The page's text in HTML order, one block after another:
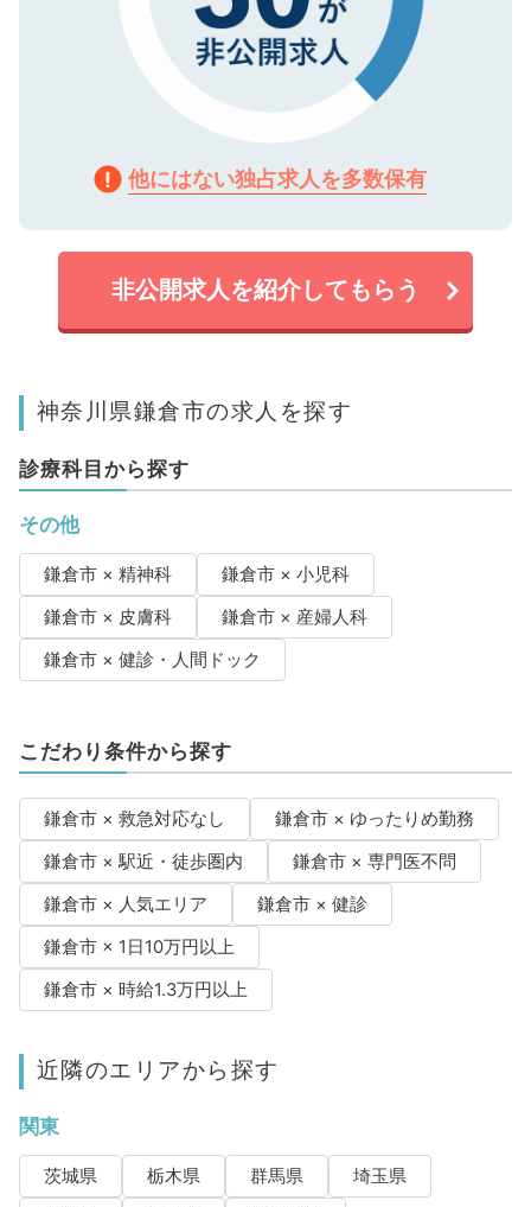
他にはない独占求人を多数保有
非公開求人を紹介してもらう
神奈川県鎌倉市の求人を探す
診療科目から探す
その他
鎌倉市 × 精神科
鎌倉市 × 小児科
鎌倉市 × 皮膚科
鎌倉市 × 産婦人科
鎌倉市 × 健診・人間ドック
こだわり条件から探す
鎌倉市 × 救急対応なし
鎌倉市 × ゆったりめ勤務
鎌倉市 × 駅近・徒歩圏内
鎌倉市 × 専門医不問
鎌倉市 × 人気エリア
鎌倉市 × 健診
鎌倉市 × 1日10万円以上
鎌倉市 × 時給1.3万円以上
近隣のエリアから探す
関東
茨城県 栃木県 群馬県
埼玉県